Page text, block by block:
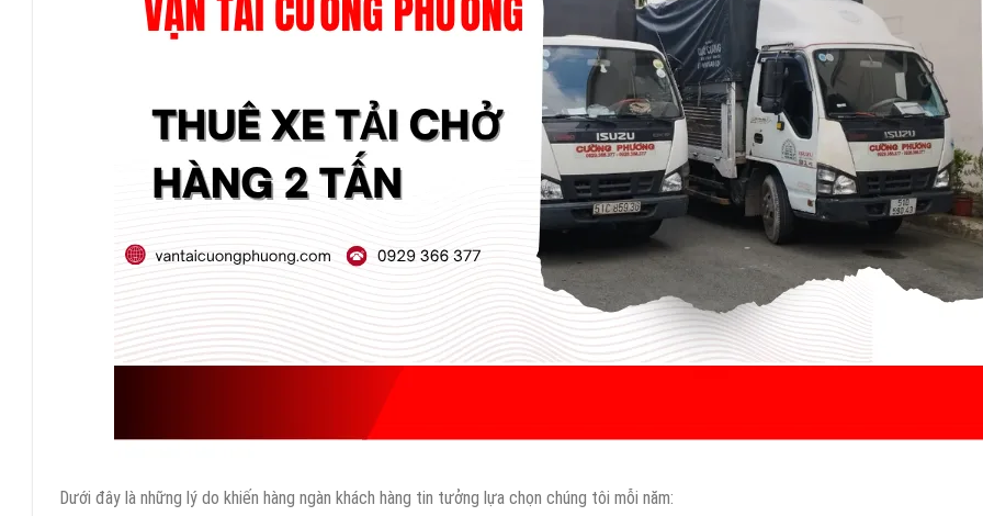
Dưới đây là những lý do khiến hàng ngàn khách hàng tin tưởng lựa chọn chúng tôi mỗi năm: